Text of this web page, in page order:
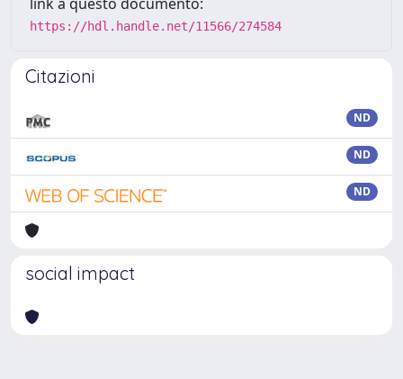
https://hdl.handle.net/11566/274584
Citazioni
ND
ND
ND
social impact